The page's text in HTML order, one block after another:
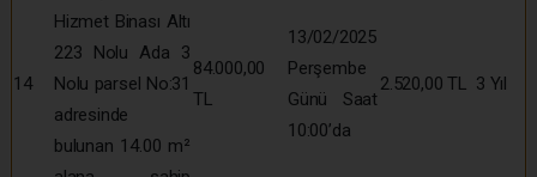
14
Hizmet Binası Altı
223 Nolu Ada 3
Nolu parsel No:31
adresinde
bulunan 14.00 m²
84.000,00
TL
13/02/2025
Perşembe
Günü Saat
10:00’da
2.520,00 TL 3 Yıl